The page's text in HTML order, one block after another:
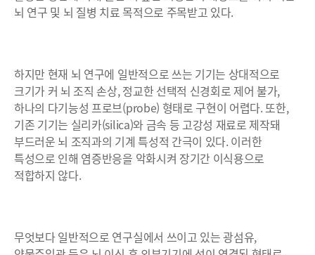
뇌 연구 및 뇌 질병 치료 목적으로 주목받고 있다.
하지만 현재 뇌 연구에 일반적으로 쓰는 기기는 상대적으로
크기가 커 뇌 조직 손상, 정교한 선택적 신경회로 제어 불가,
하나의 다기능성 프로브(probe) 형태로 구현이 어렵다. 또한,
기존 기기는 실리카(silica)와 금속 등 고강성 재료로 제작돼
부드러운 뇌 조직과의 기계 특성적 간극이 있다. 이러한
특성으로 인해 염증반응을 악화시켜 장기간 이식용으로
적합하지 않다.
무엇보다 일반적으로 연구실에서 쓰이고 있는 광섬유,